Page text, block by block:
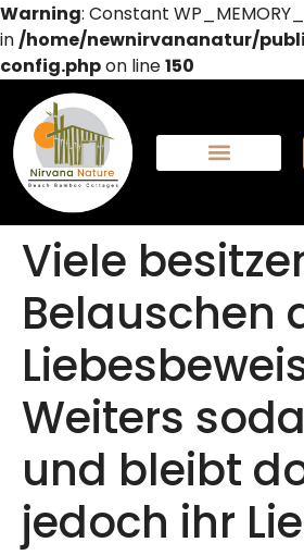
Warning: Constant
in/home/newnirvananatur/
config.phpon line150
Viele
Belauschen
Weiters
und bleibt
jedoch ihr